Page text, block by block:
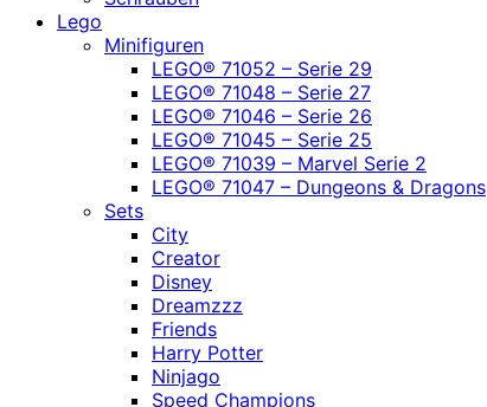
Lego
Minifiguren
LEGO® 71052 – Serie 29
LEGO® 71048 – Serie 27
LEGO® 71046 – Serie 26
LEGO® 71045 – Serie 25
LEGO® 71039 – Marvel Serie 2
LEGO® 71047 – Dungeons & Dragons
Sets
City
Creator
Disney
Dreamzzz
Friends
Harry Potter
Ninjago
Speed Champions